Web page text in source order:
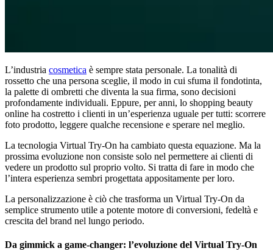
L’industria cosmetica è sempre stata personale. La tonalità di
rossetto che una persona sceglie, il modo in cui sfuma il fondotinta,
la palette di ombretti che diventa la sua firma, sono decisioni
profondamente individuali. Eppure, per anni, lo shopping beauty
online ha costretto i clienti in un’esperienza uguale per tutti: scorrere
foto prodotto, leggere qualche recensione e sperare nel meglio.
La tecnologia Virtual Try-On ha cambiato questa equazione. Ma la
prossima evoluzione non consiste solo nel permettere ai clienti di
vedere un prodotto sul proprio volto. Si tratta di fare in modo che
l’intera esperienza sembri progettata appositamente per loro.
La personalizzazione è ciò che trasforma un Virtual Try-On da
semplice strumento utile a potente motore di conversioni, fedeltà e
crescita del brand nel lungo periodo.
Da gimmick a game-changer: l’evoluzione del Virtual Try-On